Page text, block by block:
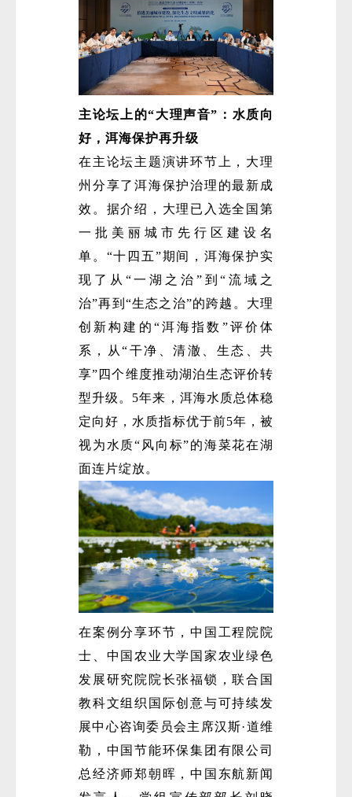
主论坛上的“大理声音”：水质向
好，洱海保护再升级
在主论坛主题演讲环节上，大理
州分享了洱海保护治理的最新成
效。据介绍，大理已入选全国第
一批美丽城市先行区建设名
单。“十四五”期间，洱海保护实
现了从“一湖之治”到“流域之
治”再到“生态之治”的跨越。大理
创新构建的“洱海指数”评价体
系，从“干净、清澈、生态、共
享”四个维度推动湖泊生态评价转
型升级。5年来，洱海水质总体稳
定向好，水质指标优于前5年，被
视为水质“风向标”的海菜花在湖
面连片绽放。
在案例分享环节，中国工程院院
士、中国农业大学国家农业绿色
发展研究院院长张福锁，联合国
教科文组织国际创意与可持续发
展中心咨询委员会主席汉斯·道维
勒，中国节能环保集团有限公司
总经济师郑朝晖，中国东航新闻